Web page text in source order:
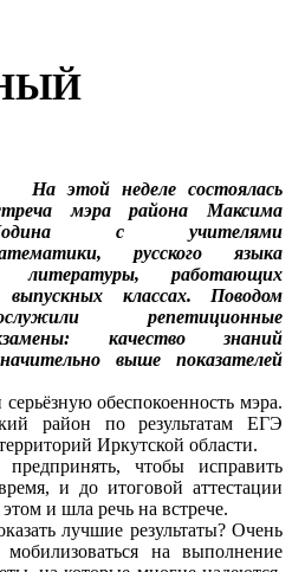
На этой неделе состоялась
мэра района Максима
с учителями
русского языка
литературы, работающих
классах. Поводом
репетиционные
качество знаний
выше показателей
обеспокоенность мэра.
район по результатам ЕГЭ
Иркутской области.
чтобы исправить
и до итоговой аттестации
и шла речь на встрече.
лучшие результаты? Очень
на выполнение